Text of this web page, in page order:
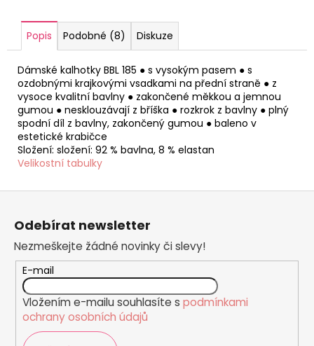
Popis Podobné (8) Diskuze
Dámské kalhotky BBL 185 ● s vysokým pasem ● s
ozdobnými krajkovými vsadkami na přední straně ● z
vysoce kvalitní bavlny ● zakončené měkkou a jemnou
gumou ● nesklouzávají z bříška ● rozkrok z bavlny ● plný
spodní díl z bavlny, zakončený gumou ● baleno v
estetické krabičce
Složení: složení: 92 % bavlna, 8 % elastan
Velikostní tabulky
Z
Odebírat newsletter
Nezmeškejte žádné novinky či slevy!
E-mail
Vložením e-mailu souhlasíte s podmínkami
ochrany osobních údajů